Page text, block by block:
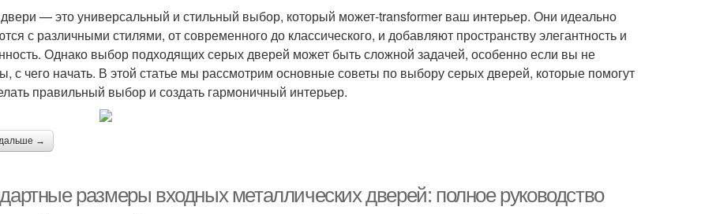
— это универсальный и стильный выбор, который может-transformer ваш интерьер. Они идеально
с различными стилями, от современного до классического, и добавляют пространству элегантность и
Однако выбор подходящих серых дверей может быть сложной задачей, особенно если вы не
с чего начать. В этой статье мы рассмотрим основные советы по выбору серых дверей, которые помогут
правильный выбор и создать гармоничный интерьер.
→
размеры входных металлических дверей: полное руководство